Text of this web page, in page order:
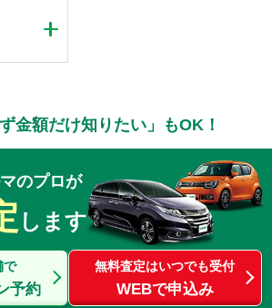
金額だけ知りたい」もOK！
のプロが
します
で
予約
無料査定はいつでも受付
WEBで申込み